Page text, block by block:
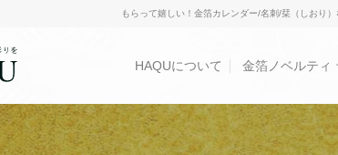
もらって嬉しい！金箔カレンダー/名刺/栞（しおり
HAQUについて 金箔ノベルティ